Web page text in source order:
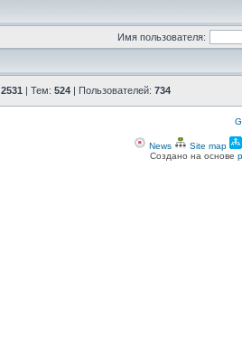
Имя пользователя:
2531 | Тем: 524 | Пользователей: 734
News Site map
Создано на основе